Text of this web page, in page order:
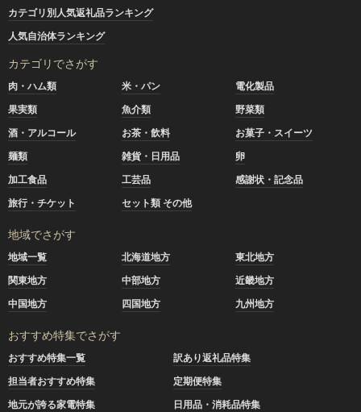
カテゴリ別人気返礼品ランキング
人気自治体ランキング
カテゴリでさがす
肉・ハム類 米・パン
電化製品
果実類
魚介類
野菜類
酒・アルコール
お茶・飲料
お菓子・スイーツ
麺類
雑貨・日用品
卵
加工食品
工芸品
感謝状・記念品
旅行・チケット
セット類 その他
地域でさがす
地域一覧 北海道地方
東北地方
関東地方
中部地方
近畿地方
中国地方
四国地方 九州地方
おすすめ特集でさがす
おすすめ特集一覧
訳あり返礼品特集
担当者おすすめ特集
定期便特集
地元が誇る家電特集
日用品・消耗品特集